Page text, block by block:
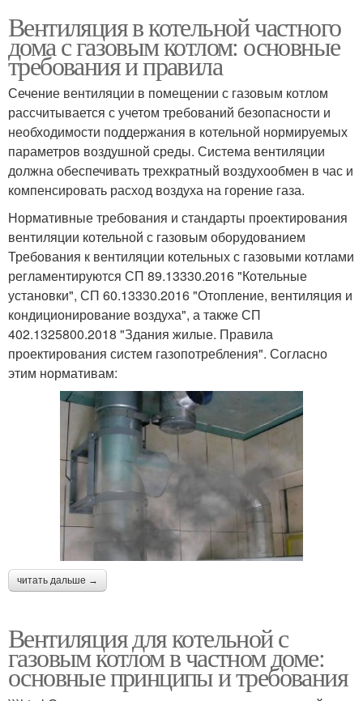
Вентиляция в котельной частного
дома с газовым котлом: основные
требования и правила
Сечение вентиляции в помещении с газовым котлом
рассчитывается с учетом требований безопасности и
необходимости поддержания в котельной нормируемых
параметров воздушной среды. Система вентиляции
должна обеспечивать трехкратный воздухообмен в час и
компенсировать расход воздуха на горение газа.
Нормативные требования и стандарты проектирования
вентиляции котельной с газовым оборудованием
Требования к вентиляции котельных с газовыми котлами
регламентируются СП 89.13330.2016 "Котельные
установки", СП 60.13330.2016 "Отопление, вентиляция и
кондиционирование воздуха", а также СП
402.1325800.2018 "Здания жилые. Правила
проектирования систем газопотребления". Согласно
этим нормативам:
читать дальше →
Вентиляция для котельной с
газовым котлом в частном доме:
основные принципы и требования